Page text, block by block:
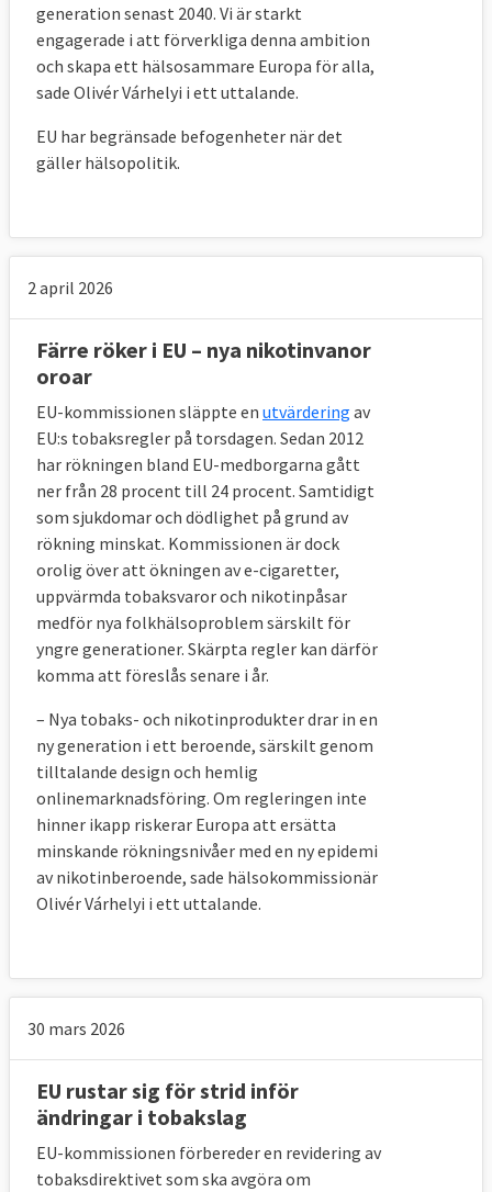
generation senast 2040. Vi är starkt
engagerade i att förverkliga denna ambition
och skapa ett hälsosammare Europa för alla,
sade Olivér Várhelyi i ett uttalande.
EU har begränsade befogenheter när det
gäller hälsopolitik.
2 april 2026
Färre röker i EU – nya nikotinvanor
oroar
EU-kommissionen släppte en utvärdering av
EU:s tobaksregler på torsdagen. Sedan 2012
har rökningen bland EU-medborgarna gått
ner från 28 procent till 24 procent. Samtidigt
som sjukdomar och dödlighet på grund av
rökning minskat. Kommissionen är dock
orolig över att ökningen av e-cigaretter,
uppvärmda tobaksvaror och nikotinpåsar
medför nya folkhälsoproblem särskilt för
yngre generationer. Skärpta regler kan därför
komma att föreslås senare i år.
– Nya tobaks- och nikotinprodukter drar in en
ny generation i ett beroende, särskilt genom
tilltalande design och hemlig
onlinemarknadsföring. Om regleringen inte
hinner ikapp riskerar Europa att ersätta
minskande rökningsnivåer med en ny epidemi
av nikotinberoende, sade hälsokommissionär
Olivér Várhelyi i ett uttalande.
30 mars 2026
EU rustar sig för strid inför
ändringar i tobakslag
EU-kommissionen förbereder en revidering av
tobaksdirektivet som ska avgöra om